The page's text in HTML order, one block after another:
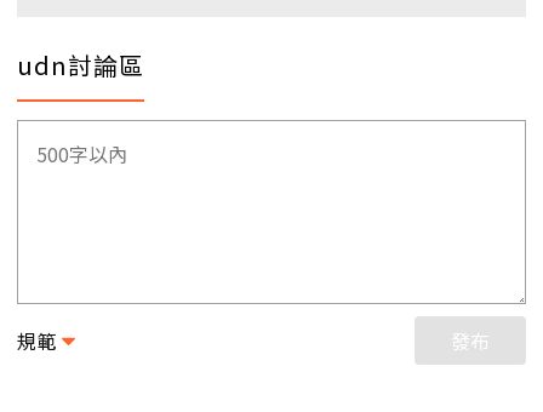
udn討論區
規範 發布